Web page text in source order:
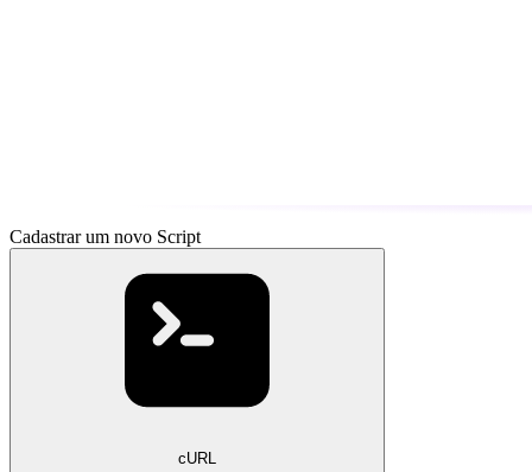
Cadastrar um novo Script
cURL